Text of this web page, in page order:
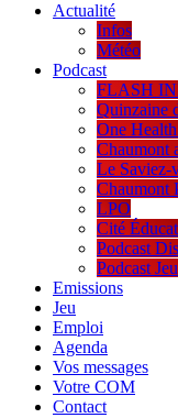
Actualité
Infos
Météo
Podcast
FLASH
Quinzaine
One
Chaumont
Le Saviez-
Chaumont
LPO
Cité
Podcast
Podcast
Emissions
Jeu
Emploi
Agenda
Vos messages
Votre COM
Contact